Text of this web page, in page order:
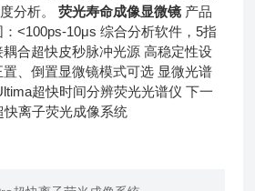
分析。荧光寿命成像显微镜 产品
<100ps-10μs 综合分析软件，5指
合超快皮秒脉冲光源 高稳定性设
、倒置显微镜模式可选 显微光谱
超快时间分辨荧光光谱仪 下一
离子荧光成像系统